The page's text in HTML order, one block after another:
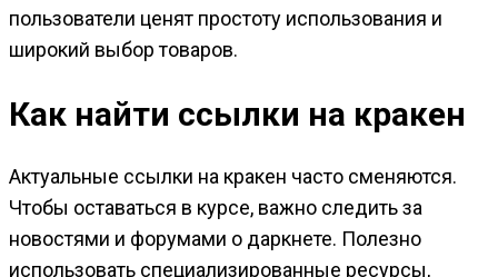
пользователи ценят простоту использования и
широкий выбор товаров.
Как найти ссылки на кракен
Актуальные ссылки на кракен часто сменяются.
Чтобы оставаться в курсе, важно следить за
новостями и форумами о даркнете. Полезно
использовать специализированные ресурсы,